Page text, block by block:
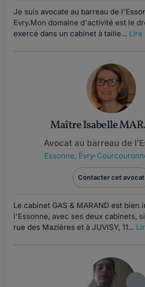
Je suis avocate au barreau de
Evry.Mon domaine d'activité est le
exercé dans un cabinet à taille... Lire
Maître Isabelle
Avocat au barreau de
Essonne, Évry-
Contacter cet avocat
Le cabinet GAS & MARAND est bien
l'Essonne, avec ses deux cabinets,
rue des Mazières et à JUVISY, 11...